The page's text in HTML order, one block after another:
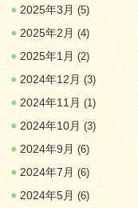
2025年3月(5)
2025年2月(4)
2025年1月(2)
2024年12月(3)
2024年11月(1)
2024年10月(3)
2024年9月(6)
2024年7月(6)
2024年5月(6)